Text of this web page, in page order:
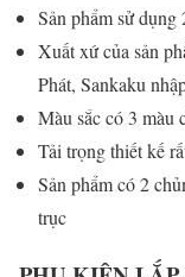
Sản phẩm sử
Xuất xứ của sản
Phát, Sankaku
Màu sắc có 3 màu
Tải trọng thiết kế
Sản phẩm có 2
trục